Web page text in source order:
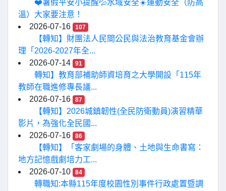
❤️暑假平安小提醒💦水域安全☀️運動安全（防高
溫）大家要注意！
2026-07-16
107
【轉知】財團法人民間公民與法治教育基金會辦
理「2026-2027年全...
2026-07-14
91
轉知】教育部補助師資培育之大學開設「115年
教師在職進修專長議...
2026-07-16
87
【轉知】2026城鎮韌性(全民防衛動員)演習精華
影片，為強化全民國...
2026-07-16
86
【轉知】「客家劇場的身體、土地與生命書寫：
地方記憶戲劇培力工...
2026-07-10
84
轉職知:本縣115年度校園性別事件行政處置暨調